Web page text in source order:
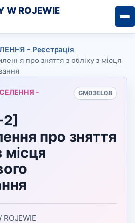
W ROJEWIE
- Реєстрація
про зняття з обліку з місця
-
GM03EL08
про зняття
місця
ROJEWIE